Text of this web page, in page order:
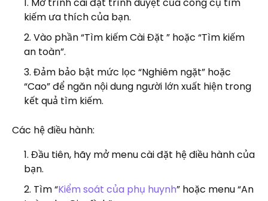
kiếm ưa thích của bạn.
Vào phần “Tìm kiếm Cài Đặt ” hoặc “Tìm kiếm
an toàn”.
Đảm bảo bật mức lọc “Nghiêm ngặt” hoặc
“Cao” để ngăn nội dung người lớn xuất hiện trong
kết quả tìm kiếm.
Các hệ điều hành:
Đầu tiên, hãy mở menu cài đặt hệ điều hành của
bạn.
Tìm “Kiểm soát của phụ huynh” hoặc menu “An